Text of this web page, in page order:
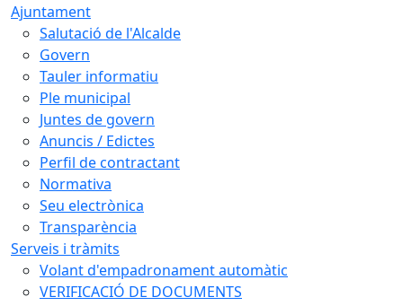
Ajuntament
Salutació de l'Alcalde
Govern
Tauler informatiu
Ple municipal
Juntes de govern
Anuncis / Edictes
Perfil de contractant
Normativa
Seu electrònica
Transparència
Serveis i tràmits
Volant d'empadronament automàtic
VERIFICACIÓ DE DOCUMENTS